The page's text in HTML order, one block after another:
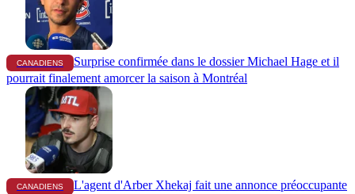
CANADIENS
Surprise confirmée dans le dossier Michael Hage et il
pourrait finalement amorcer la saison à Montréal
CANADIENS
L'agent d'Arber Xhekaj fait une annonce préoccupante